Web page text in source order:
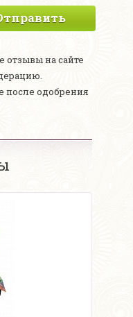
отзывы на сайте
после одобрения